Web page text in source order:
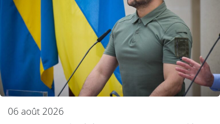
06 août 2026